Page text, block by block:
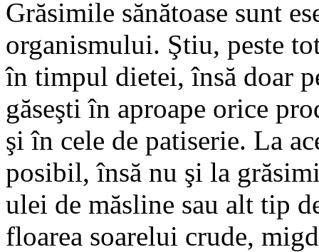
Grăsimile sănătoase sunt
organismului. Ştiu, peste
în timpul dietei, însă doar
găseşti în aproape orice
şi în cele de patiserie. La
posibil, însă nu şi la
ulei de măsline sau alt tip
floarea soarelui crude,